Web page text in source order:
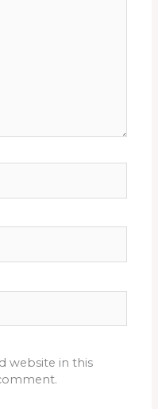
website in this